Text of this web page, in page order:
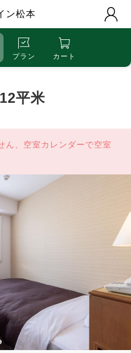
ン松本
プラン カート
平米
ん、空室カレンダーで空室